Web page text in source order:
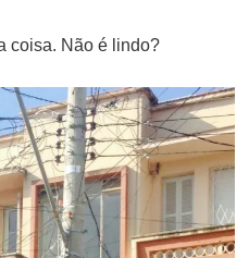
coisa. Não é lindo?